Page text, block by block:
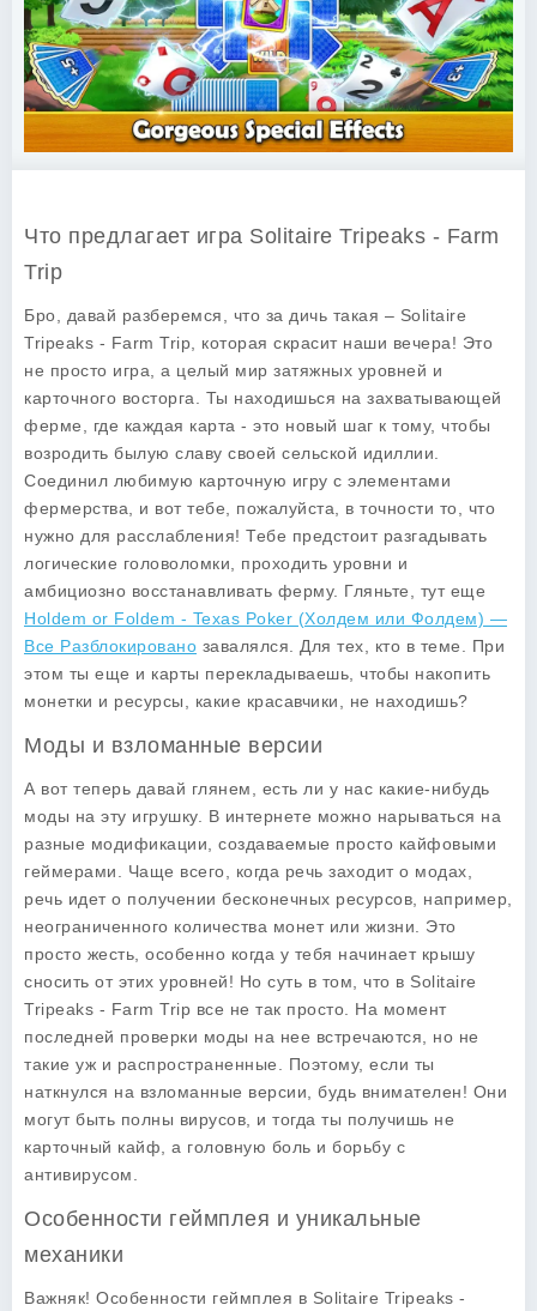
Что предлагает игра Solitaire Tripeaks - Farm
Trip
Бро, давай разберемся, что за дичь такая – Solitaire
Tripeaks - Farm Trip, которая скрасит наши вечера! Это
не просто игра, а целый мир затяжных уровней и
карточного восторга. Ты находишься на захватывающей
ферме, где каждая карта - это новый шаг к тому, чтобы
возродить былую славу своей сельской идиллии.
Соединил любимую карточную игру с элементами
фермерства, и вот тебе, пожалуйста, в точности то, что
нужно для расслабления! Тебе предстоит разгадывать
логические головоломки, проходить уровни и
амбициозно восстанавливать ферму. Гляньте, тут еще
Holdem or Foldem - Texas Poker (Холдем или Фолдем) —
Все Разблокировано завалялся. Для тех, кто в теме. При
этом ты еще и карты перекладываешь, чтобы накопить
монетки и ресурсы, какие красавчики, не находишь?
Моды и взломанные версии
А вот теперь давай глянем, есть ли у нас какие-нибудь
моды на эту игрушку. В интернете можно нарываться на
разные модификации, создаваемые просто кайфовыми
геймерами. Чаще всего, когда речь заходит о модах,
речь идет о получении бесконечных ресурсов, например,
неограниченного количества монет или жизни. Это
просто жесть, особенно когда у тебя начинает крышу
сносить от этих уровней! Но суть в том, что в Solitaire
Tripeaks - Farm Trip все не так просто. На момент
последней проверки моды на нее встречаются, но не
такие уж и распространенные. Поэтому, если ты
наткнулся на взломанные версии, будь внимателен! Они
могут быть полны вирусов, и тогда ты получишь не
карточный кайф, а головную боль и борьбу с
антивирусом.
Особенности геймплея и уникальные
механики
Важняк! Особенности геймплея в Solitaire Tripeaks -